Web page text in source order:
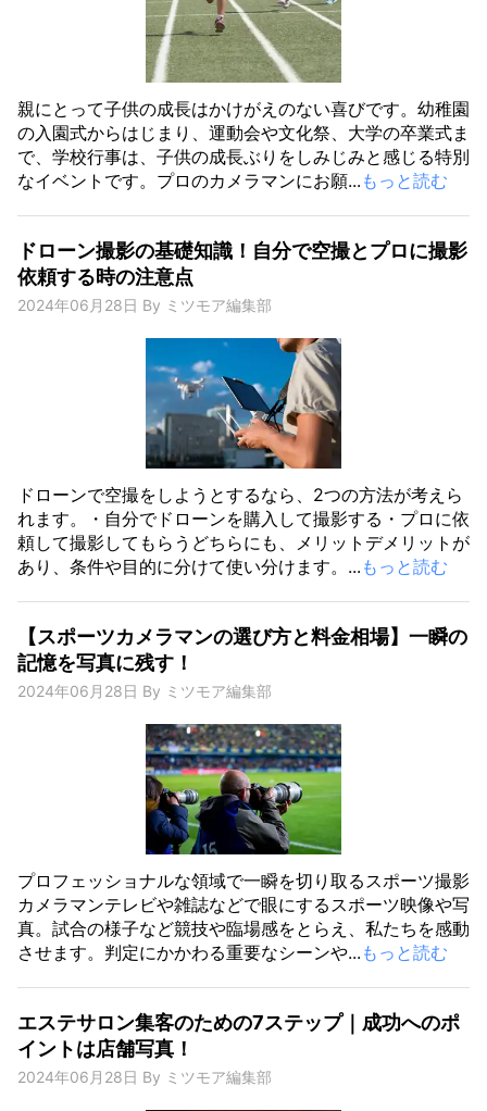
親にとって子供の成長はかけがえのない喜びです。幼稚園
の入園式からはじまり、運動会や文化祭、大学の卒業式ま
で、学校行事は、子供の成長ぶりをしみじみと感じる特別
なイベントです。プロのカメラマンにお願... もっと読む
ドローン撮影の基礎知識！自分で空撮とプロに撮影
依頼する時の注意点
2024年06月28日 By ミツモア編集部
ドローンで空撮をしようとするなら、2つの方法が考えら
れます。・自分でドローンを購入して撮影する・プロに依
頼して撮影してもらうどちらにも、メリットデメリットが
あり、条件や目的に分けて使い分けます。... もっと読む
【スポーツカメラマンの選び方と料金相場】一瞬の
記憶を写真に残す！
2024年06月28日 By ミツモア編集部
プロフェッショナルな領域で一瞬を切り取るスポーツ撮影
カメラマンテレビや雑誌などで眼にするスポーツ映像や写
真。試合の様子など競技や臨場感をとらえ、私たちを感動
させます。判定にかかわる重要なシーンや... もっと読む
エステサロン集客のための7ステップ｜成功へのポ
イントは店舗写真！
2024年06月28日 By ミツモア編集部